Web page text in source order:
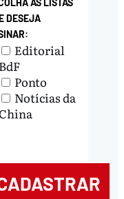
AS LISTAS
DESEJA
Editorial
BdF
Ponto
Notícias da